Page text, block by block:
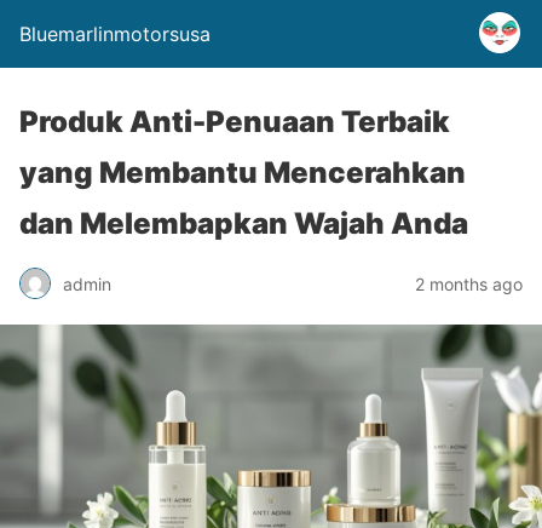
Bluemarlinmotorsusa
Produk Anti-Penuaan Terbaik
yang Membantu Mencerahkan
dan Melembapkan Wajah Anda
admin 2 months ago